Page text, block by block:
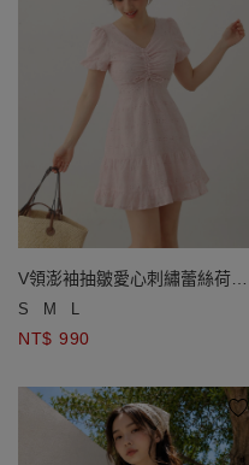
V領澎袖抽皺愛心刺繡蕾絲荷葉
邊短洋裝
S M L
NT$ 990